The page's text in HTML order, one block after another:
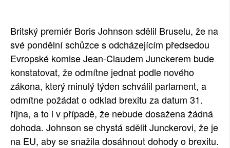
RUBRIKY
PLNÁ VERZE STRÁNEK
Britský premiér Boris Johnson sdělil Bruselu, že na
své pondělní schůzce s odcházejícím předsedou
Evropské komise Jean-Claudem Junckerem bude
konstatovat, že odmítne jednat podle nového
zákona, který minulý týden schválil parlament, a
odmítne požádat o odklad brexitu za datum 31.
října, a to i v případě, že nebude dosažena žádná
dohoda. Johnson se chystá sdělit Junckerovi, že je
na EU, aby se snažila dosáhnout dohody o brexitu.